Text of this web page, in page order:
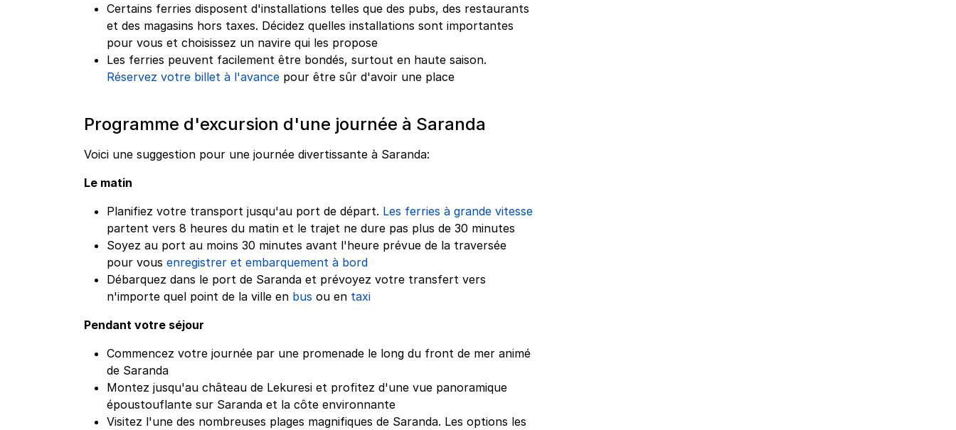
Certains ferries disposent d'installations telles que des pubs, des restaurants
et des magasins hors taxes. Décidez quelles installations sont importantes
pour vous et choisissez un navire qui les propose
Les ferries peuvent facilement être bondés, surtout en haute saison.
Réservez votre billet à l'avance pour être sûr d'avoir une place
Programme d'excursion d'une journée à Saranda
Voici une suggestion pour une journée divertissante à Saranda:
Le matin
Planifiez votre transport jusqu'au port de départ. Les ferries à grande vitesse
partent vers 8 heures du matin et le trajet ne dure pas plus de 30 minutes
Soyez au port au moins 30 minutes avant l'heure prévue de la traversée
pour vous enregistrer et embarquement à bord
Débarquez dans le port de Saranda et prévoyez votre transfert vers
n'importe quel point de la ville en bus ou en taxi
Pendant votre séjour
Commencez votre journée par une promenade le long du front de mer animé
de Saranda
Montez jusqu'au château de Lekuresi et profitez d'une vue panoramique
époustouflante sur Saranda et la côte environnante
Visitez l'une des nombreuses plages magnifiques de Saranda. Les options les